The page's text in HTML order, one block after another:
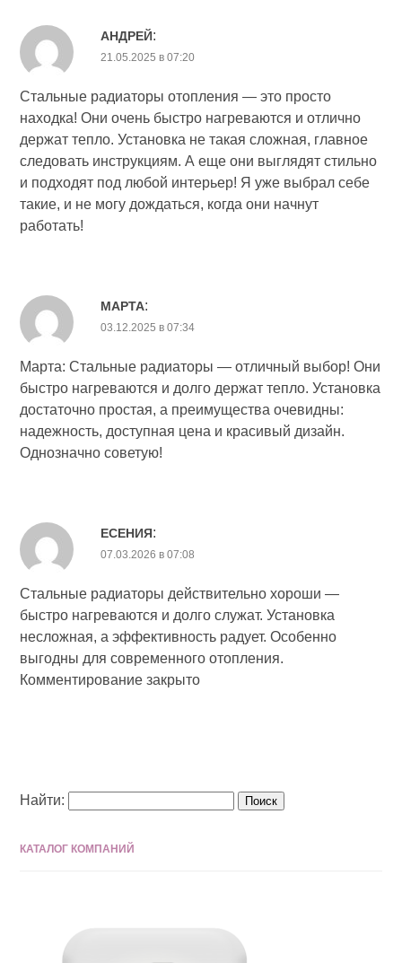
АНДРЕЙ:
21.05.2025 в 07:20
Стальные радиаторы отопления — это просто
находка! Они очень быстро нагреваются и отлично
держат тепло. Установка не такая сложная, главное
следовать инструкциям. А еще они выглядят стильно
и подходят под любой интерьер! Я уже выбрал себе
такие, и не могу дождаться, когда они начнут
работать!
МАРТА:
03.12.2025 в 07:34
Марта: Стальные радиаторы — отличный выбор! Они
быстро нагреваются и долго держат тепло. Установка
достаточно простая, а преимущества очевидны:
надежность, доступная цена и красивый дизайн.
Однозначно советую!
ЕСЕНИЯ:
07.03.2026 в 07:08
Стальные радиаторы действительно хороши —
быстро нагреваются и долго служат. Установка
несложная, а эффективность радует. Особенно
выгодны для современного отопления.
Комментирование закрыто
Найти:
КАТАЛОГ КОМПАНИЙ